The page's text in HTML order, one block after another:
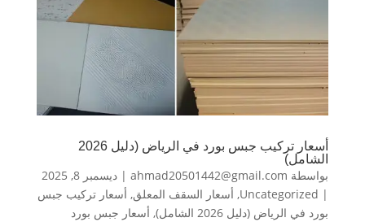
أسعار تركيب جبس بورد في الرياض (دليل 2026
الشامل)
بواسطة ahmad20501442@gmail.com
| ديسمبر 8, 2025
|
Uncategorized
, أسعار السقف المعلق, أسعار تركيب جبس
بورد في الرياض (دليل 2026 الشامل)
, أسعار جبس بورد